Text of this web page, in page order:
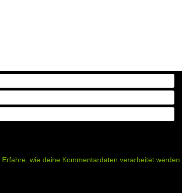
Erfahre, wie deine Kommentardaten verarbeitet werden.